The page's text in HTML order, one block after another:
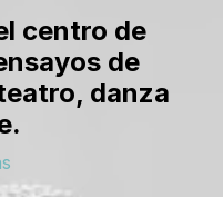
centro de
de
danza